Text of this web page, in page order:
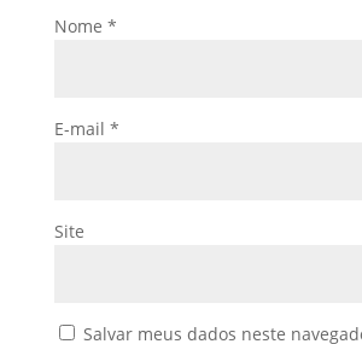
Nome *
E-mail *
Site
Salvar meus dados neste